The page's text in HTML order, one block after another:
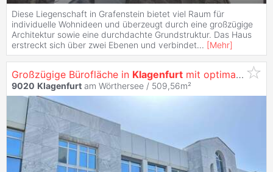
Diese Liegenschaft in Grafenstein bietet viel Raum für
individuelle Wohnideen und überzeugt durch eine großzügige
Architektur sowie eine durchdachte Grundstruktur. Das Haus
erstreckt sich über zwei Ebenen und verbindet... [Mehr]
Großzügige Bürofläche in Klagenfurt mit optimaler Werbewirksamkeit -
9020 Klagenfurt am Wörthersee / 509,56m²